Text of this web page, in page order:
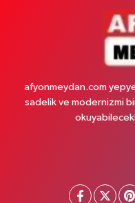
afyonmeydan.com
sadelik ve modernizmi